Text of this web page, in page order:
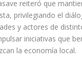
reiteró que
privilegiando el
y actores de
iniciativas que
la economía local.